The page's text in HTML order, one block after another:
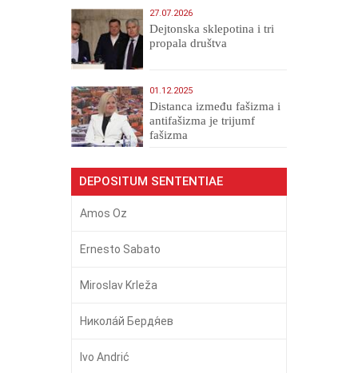
27.07.2026
Dejtonska sklepotina i tri
propala društva
01.12.2025
Distanca između fašizma i
antifašizma je trijumf
fašizma
DEPOSITUM SENTENTIAE
Amos Oz
Ernesto Sabato
Miroslav Krleža
Никола́й Бердя́ев
Ivo Andrić